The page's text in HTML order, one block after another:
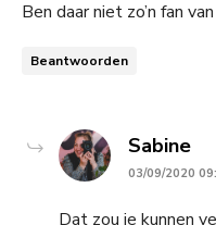
Ben daar niet zo’n fan van
Beantwoorden
Sabinesays:
03/09/2020
Dat zou je kunnen